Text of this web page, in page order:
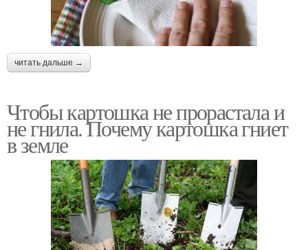
читать дальше →
Чтобы картошка не прорастала и
не гнила. Почему картошка гниет
в земле